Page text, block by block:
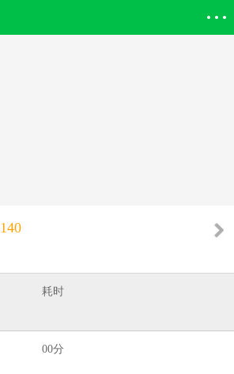
140
耗时
00分